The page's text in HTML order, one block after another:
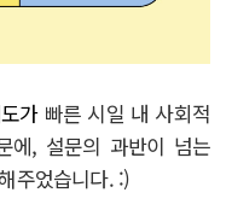
가빠른 시일 내 사회적
에, 설문의 과반이 넘는
주었습니다. :)